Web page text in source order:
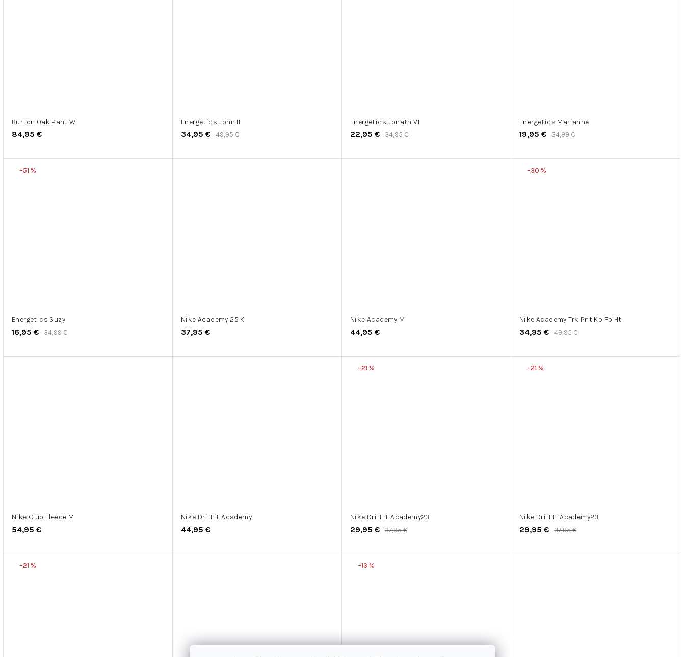
Burton Oak Pant W
84,95 €
Energetics John II
34,95 € 49,95 €
Energetics Jonath VI
22,95 € 34,95 €
Energetics Marianne
19,95 € 34,99 €
–51 %
Energetics Suzy
16,95 € 34,99 €
Nike Academy 25 K
37,95 €
Nike Academy M
44,95 €
–30 %
Nike Academy Trk Pnt Kp Fp Ht
34,95 € 49,95 €
Nike Club Fleece M
54,95 €
Nike Dri-Fit Academy
44,95 €
–21 %
Nike Dri-FIT Academy23
29,95 € 37,95 €
–21 %
Nike Dri-FIT Academy23
29,95 € 37,95 €
–21 % –13 %